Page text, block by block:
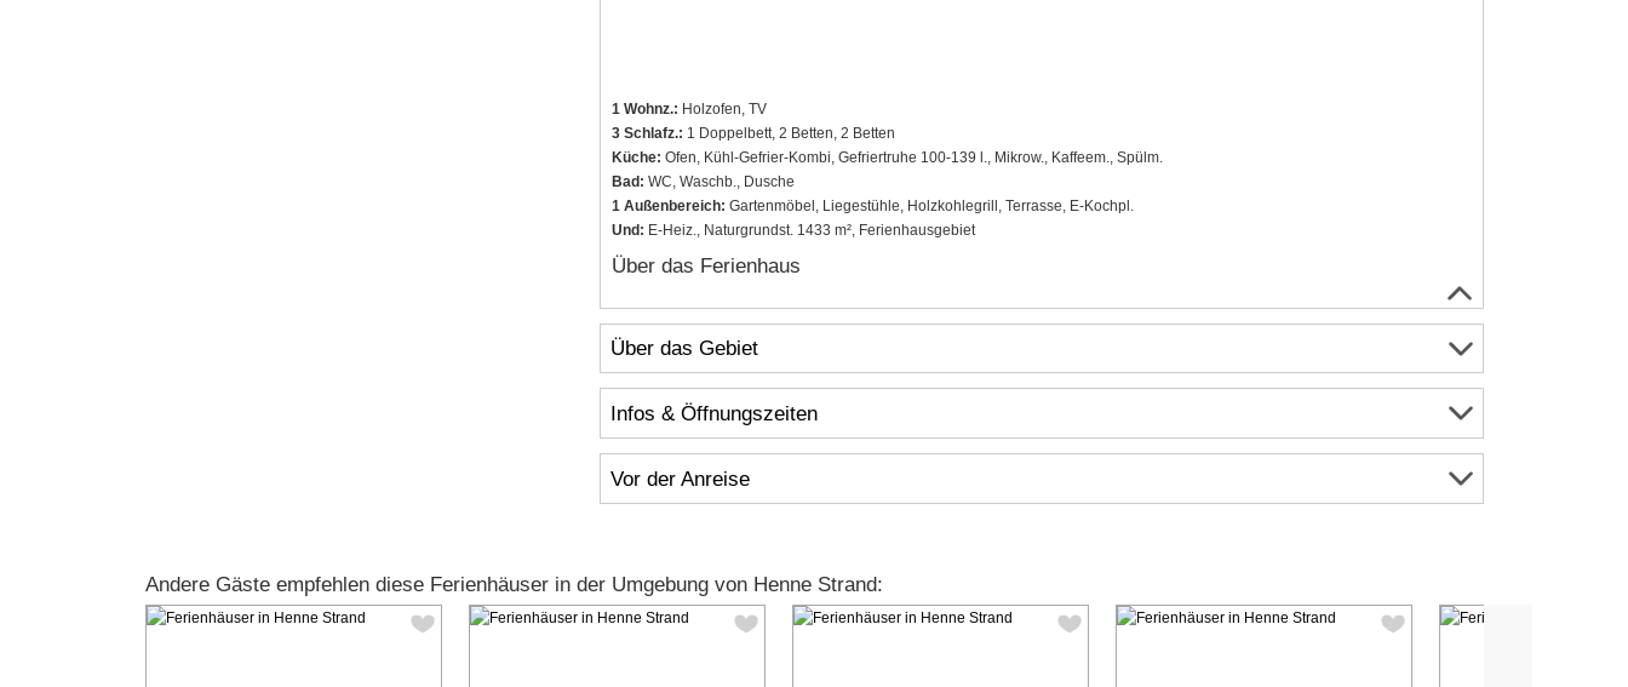
1 Wohnz.: Holzofen, TV
3 Schlafz.: 1 Doppelbett, 2 Betten, 2 Betten
Küche: Ofen, Kühl-Gefrier-Kombi, Gefriertruhe 100-139 l., Mikrow., Kaffeem., Spülm.
Bad: WC, Waschb., Dusche
1 Außenbereich: Gartenmöbel, Liegestühle, Holzkohlegrill, Terrasse, E-Kochpl.
Und: E-Heiz., Naturgrundst. 1433 m², Ferienhausgebiet
Über das Ferienhaus
Über das Gebiet
Infos & Öffnungszeiten
Vor der Anreise
Andere Gäste empfehlen diese Ferienhäuser in der Umgebung von Henne Strand: